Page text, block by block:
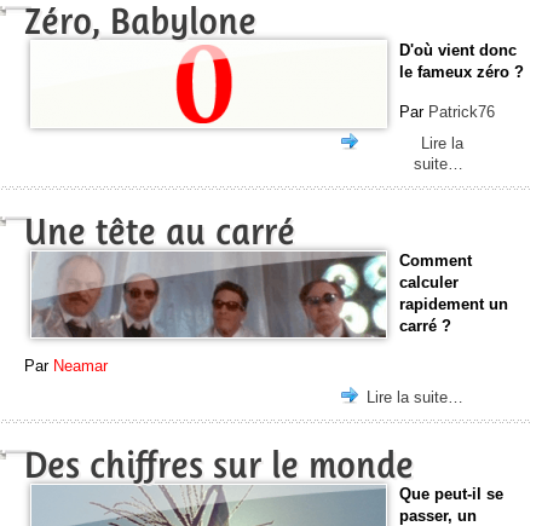
Zéro, Babylone
D'où vient donc
le fameux zéro ?
Par Patrick76
Lire la
suite…
Une tête au carré
Comment
calculer
rapidement un
carré ?
Par Neamar
Lire la suite…
Des chiffres sur le monde
Que peut-il se
passer, un